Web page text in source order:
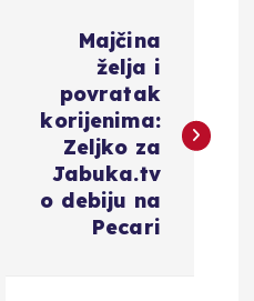
Majčina
želja i
povratak
korijenima:
Zeljko za
Jabuka.tv
o debiju na
Pecari